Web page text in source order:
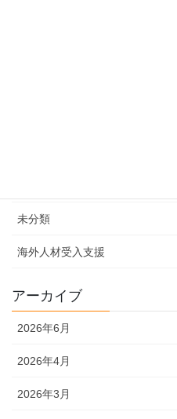
未分類
海外人材受入支援
アーカイブ
2026年6月
2026年4月
2026年3月